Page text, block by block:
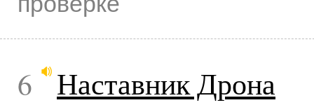
6 Наставник Дрона